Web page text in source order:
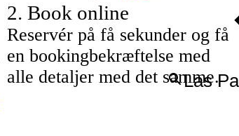
2. Book online
Reservér på få sekunder og få
en bookingbekræftelse med
alle detaljer med det samme.